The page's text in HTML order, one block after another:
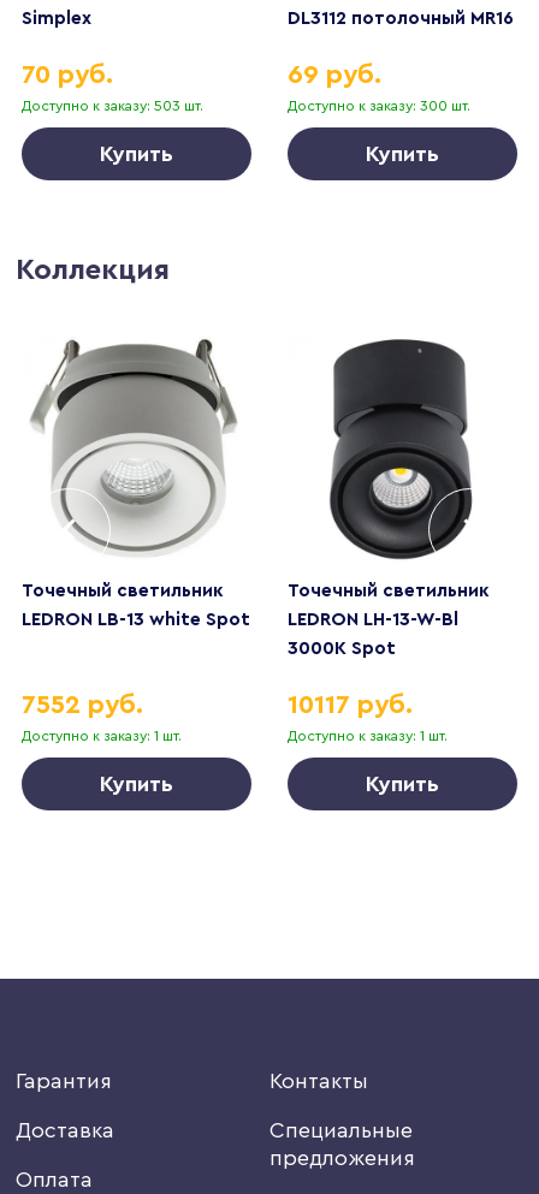
Simplex
Доступно к заказу: 503 шт.
70 руб.
Купить
DL3112 потолочный MR16
51407
Доступно к заказу: 300 шт.
69 руб.
Купить
Коллекция
Точечный светильник
LEDRON LB-13 white Spot
Доступно к заказу: 1 шт.
7552 руб.
Купить
Точечный светильник
LEDRON LH-13-W-Bl
3000K Spot
Доступно к заказу: 1 шт.
10117 руб.
Купить
Гарантия
Доставка
Оплата
Контакты
Специальные
предложения